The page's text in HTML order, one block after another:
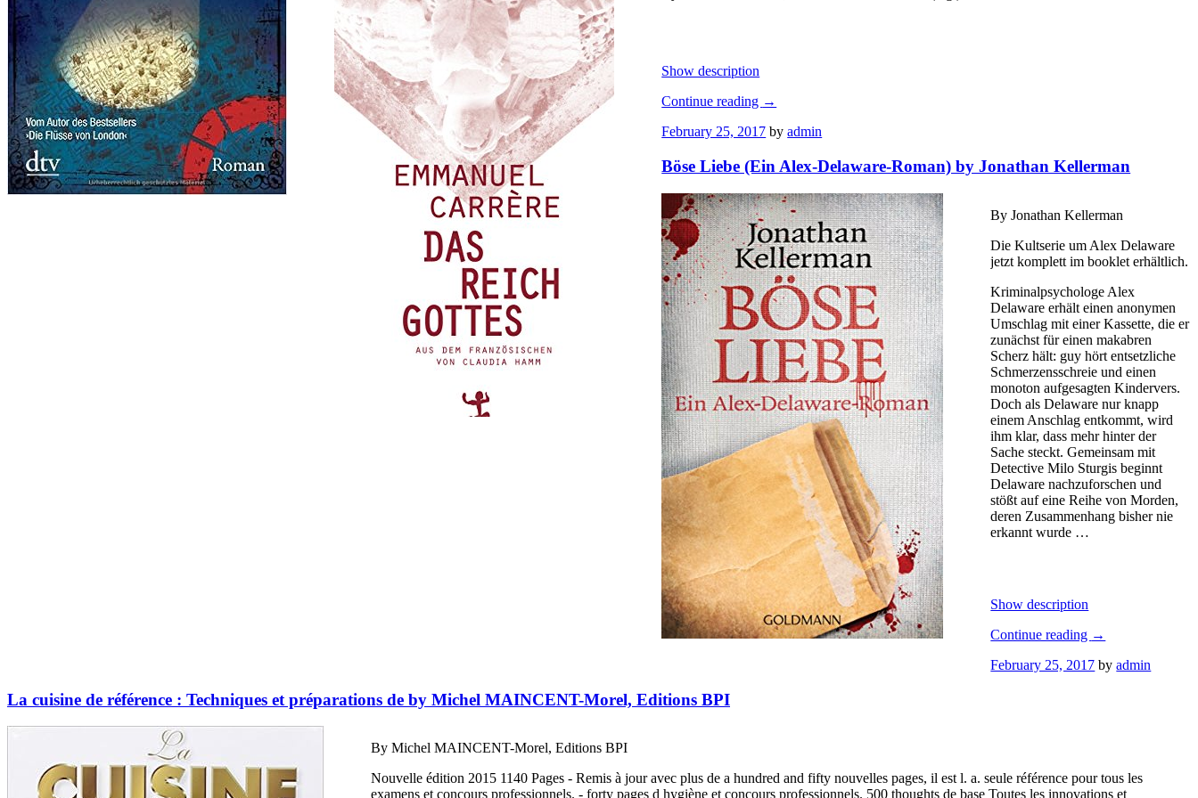
Show description
Continue reading →
February 25, 2017 byadmin
Böse Liebe (Ein Alex-Delaware-Roman) by Jonathan Kellerman
By Jonathan Kellerman
Die Kultserie um Alex Delaware
jetzt komplett im booklet erhältlich.
Kriminalpsychologe Alex
Delaware erhält einen anonymen
Umschlag mit einer Kassette, die er
zunächst für einen makabren
Scherz hält: guy hört entsetzliche
Schmerzensschreie und einen
monoton aufgesagten Kindervers.
Doch als Delaware nur knapp
einem Anschlag entkommt, wird
ihm klar, dass mehr hinter der
Sache steckt. Gemeinsam mit
Detective Milo Sturgis beginnt
Delaware nachzuforschen und
stößt auf eine Reihe von Morden,
deren Zusammenhang bisher nie
erkannt wurde …
Show description
Continue reading →
February 25, 2017 byadmin
La cuisine de référence : Techniques et préparations de by Michel MAINCENT-Morel, Editions BPI
By Michel MAINCENT-Morel, Editions BPI
Nouvelle édition 2015 1140 Pages - Remis à jour avec plus de a hundred and fifty nouvelles pages, il est l. a. seule référence pour tous les
examens et concours professionnels. - forty pages d hygiène et concours professionnels. 500 thoughts de base Toutes les innovations et